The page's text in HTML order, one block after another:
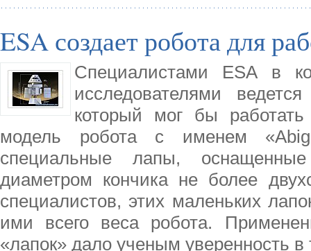
ESA создает робота для
Специалистами ESA в
исследователями
который мог бы
модель робота с именем
специальные лапы,
диаметром кончика не более
специалистов, этих маленьких
ими всего веса робота.
«лапок» дало ученым уверенность в